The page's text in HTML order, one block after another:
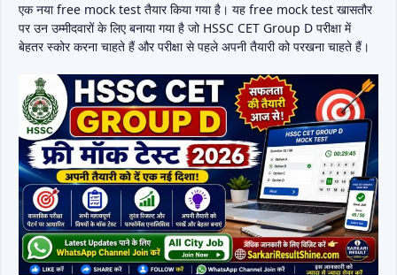
एक नया free mock test तैयार किया गया है। यह free mock test खासतौर
पर उन उम्मीदवारों के लिए बनाया गया है जो HSSC CET Group D परीक्षा में
बेहतर स्कोर करना चाहते हैं और परीक्षा से पहले अपनी तैयारी को परखना चाहते हैं।